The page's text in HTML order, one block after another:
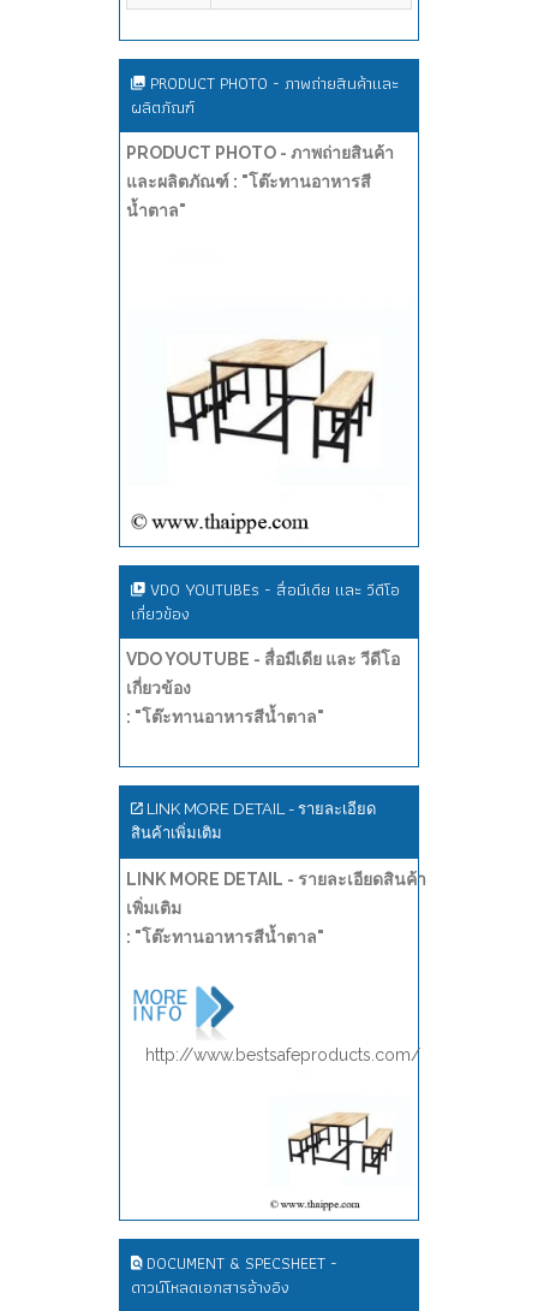
PRODUCT PHOTO - ภาพถ่ายสินค้าและ
ผลิตภัณฑ์
PRODUCT PHOTO - ภาพถ่ายสินค้า
และผลิตภัณฑ์ : "โต๊ะทานอาหารสี
น้ำตาล"
VDO YOUTUBEs - สื่อมีเดีย และ วีดีโอ
เกี่ยวข้อง
VDO YOUTUBE - สื่อมีเดีย และ วีดีโอ
เกี่ยวข้อง
: "โต๊ะทานอาหารสีน้ำตาล"
LINK MORE DETAIL - รายละเอียด
สินค้าเพิ่มเติม
LINK MORE DETAIL - รายละเอียดสินค้า
เพิ่มเติม
: "โต๊ะทานอาหารสีน้ำตาล"
http://www.bestsafeproducts.com/
DOCUMENT & SPECSHEET -
ดาวน์โหลดเอกสารอ้างอิง